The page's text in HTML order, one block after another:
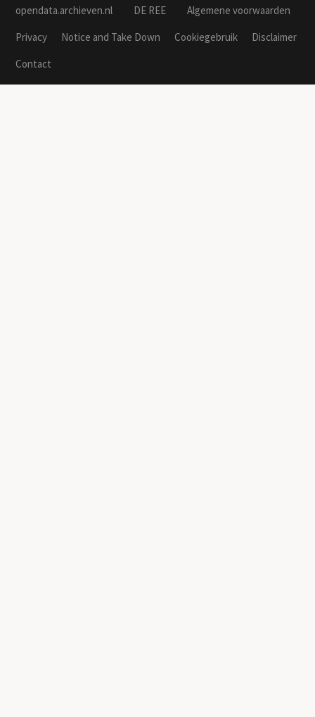
opendata.archieven.nl DE REE
Algemene voorwaarden
Privacy
Notice and Take Down Cookiegebruik
Disclaimer
Contact